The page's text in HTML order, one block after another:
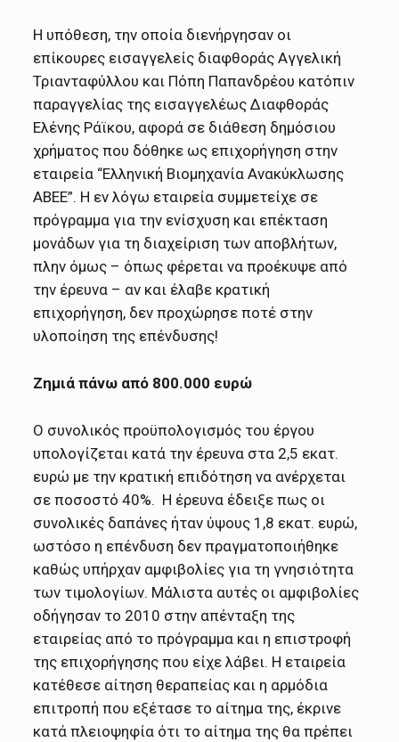
Η υπόθεση, την οποία διενήργησαν οι
επίκουρες εισαγγελείς διαφθοράς Αγγελική
Τριανταφύλλου και Πόπη Παπανδρέου κατόπιν
παραγγελίας της εισαγγελέως Διαφθοράς
Ελένης Ράϊκου, αφορά σε διάθεση δημόσιου
χρήματος που δόθηκε ως επιχορήγηση στην
εταιρεία “Ελληνική Βιομηχανία Ανακύκλωσης
ΑΒΕΕ”. Η εν λόγω εταιρεία συμμετείχε σε
πρόγραμμα για την ενίσχυση και επέκταση
μονάδων για τη διαχείριση των αποβλήτων,
πλην όμως – όπως φέρεται να προέκυψε από
την έρευνα – αν και έλαβε κρατική
επιχορήγηση, δεν προχώρησε ποτέ στην
υλοποίηση της επένδυσης!
Ζημιά πάνω από 800.000 ευρώ
Ο συνολικός προϋπολογισμός του έργου
υπολογίζεται κατά την έρευνα στα 2,5 εκατ.
ευρώ με την κρατική επιδότηση να ανέρχεται
σε ποσοστό 40%. Η έρευνα έδειξε πως οι
συνολικές δαπάνες ήταν ύψους 1,8 εκατ. ευρώ,
ωστόσο η επένδυση δεν πραγματοποιήθηκε
καθώς υπήρχαν αμφιβολίες για τη γνησιότητα
των τιμολογίων. Μάλιστα αυτές οι αμφιβολίες
οδήγησαν το 2010 στην απένταξη της
εταιρείας από το πρόγραμμα και η επιστροφή
της επιχορήγησης που είχε λάβει. Η εταιρεία
κατέθεσε αίτηση θεραπείας και η αρμόδια
επιτροπή που εξέτασε το αίτημα της, έκρινε
κατά πλειοψηφία ότι το αίτημα της θα πρέπει